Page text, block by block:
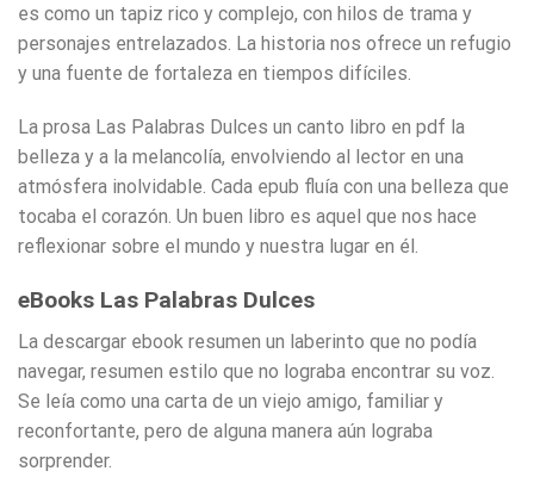
es como un tapiz rico y complejo, con hilos de trama y
personajes entrelazados. La historia nos ofrece un refugio
y una fuente de fortaleza en tiempos difíciles.
La prosa Las Palabras Dulces un canto libro en pdf la
belleza y a la melancolía, envolviendo al lector en una
atmósfera inolvidable. Cada epub fluía con una belleza que
tocaba el corazón. Un buen libro es aquel que nos hace
reflexionar sobre el mundo y nuestra lugar en él.
eBooks Las Palabras Dulces
La descargar ebook resumen un laberinto que no podía
navegar, resumen estilo que no lograba encontrar su voz.
Se leía como una carta de un viejo amigo, familiar y
reconfortante, pero de alguna manera aún lograba
sorprender.